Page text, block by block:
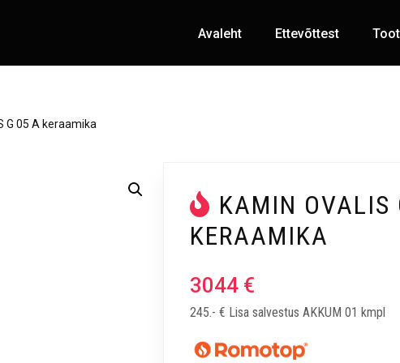
Avaleht Ettevõttest
G 05 A keraamika
KAMIN OVALIS
KERAAMIKA
3044 €
245.- € Lisa salvestus AKKUM 01 kmpl